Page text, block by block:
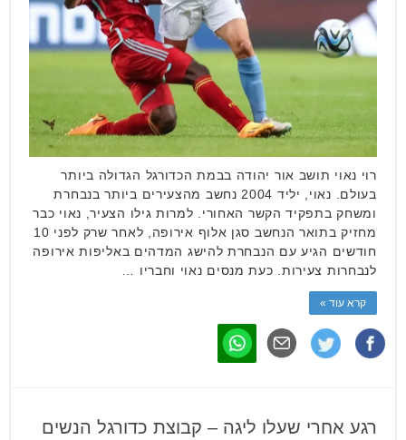
רוי נאוי תושב אור יהודה בבמת הכדורגל הגדולה ביותר
בעולם. נאוי, יליד 2004 נחשב מהצעירים ביותר בנבחרת
ומשחק בתפקיד הקשר האחורי. למרות גילו הצעיר, נאוי כבר
מחזיק בתואר הנחשב סגן אלוף אירופה, לאחר שרק לפני 10
חודשים הגיע עם הנבחרת להישג המדהים באליפות אירופה
לנבחרות צעירות. כעת מנסים נאוי וחבריו …
קרא עוד »
רגע אחרי שעלו ליגה – קבוצת כדורגל הנשים